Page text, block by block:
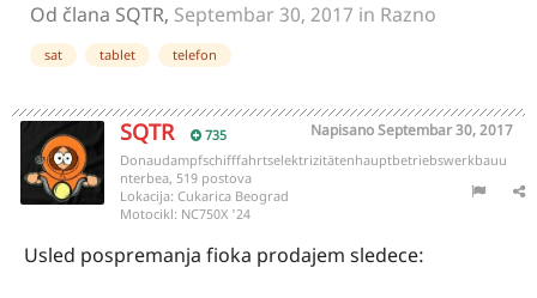
Od člana SQTR, Septembar 30, 2017 in Razno
sat tablet telefon
SQTR 735 NapisanoSeptembar 30, 2017
Donaudampfschifffahrtselektrizitätenhauptbetriebswerkbauu
nterbea, 519 postova
Lokacija: Cukarica Beograd
Motocikl: NC750X '24
Usled pospremanja fioka prodajem sledece: